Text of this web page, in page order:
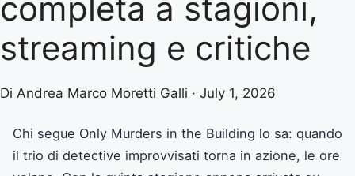
streaming e critiche
Di Andrea Marco Moretti Galli · July 1, 2026
Chi segue Only Murders in the Building lo sa: quando
il trio di detective improvvisati torna in azione, le ore